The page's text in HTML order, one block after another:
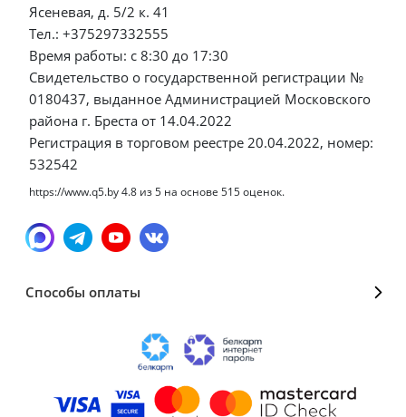
Ясеневая, д. 5/2 к. 41
Тел.: +375297332555
Время работы: с 8:30 до 17:30
Свидетельство о государственной регистрации №
0180437, выданное Администрацией Московского
района г. Бреста от 14.04.2022
Регистрация в торговом реестре 20.04.2022, номер:
532542
https://www.q5.by4.8 из5 на основе 515оценок.
Способы оплаты